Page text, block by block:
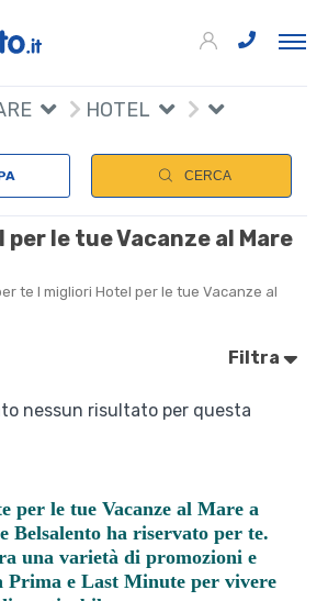
HOTEL
CERCA
le tue Vacanze al Mare
te I migliori Hotel per le tue Vacanze al
Filtra
nessun risultato per questa
per le tue Vacanze al Mare a
Belsalento ha riservato per te.
una varietà di promozioni e
Prima e Last Minute per vivere